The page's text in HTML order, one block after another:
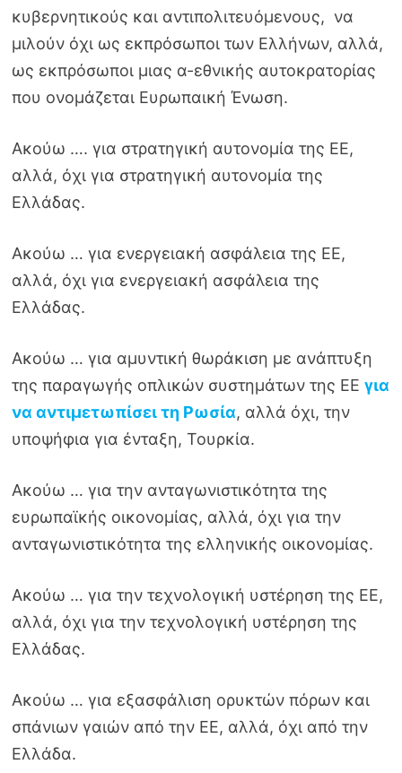
κυβερνητικούς και αντιπολιτευόμενους, να
μιλούν όχι ως εκπρόσωποι των Ελλήνων, αλλά,
ως εκπρόσωποι μιας α-εθνικής αυτοκρατορίας
που ονομάζεται Ευρωπαική Ένωση.
Ακούω …. για στρατηγική αυτονομία της ΕΕ,
αλλά, όχι για στρατηγική αυτονομία της
Ελλάδας.
Ακούω … για ενεργειακή ασφάλεια της ΕΕ,
αλλά, όχι για ενεργειακή ασφάλεια της
Ελλάδας.
Ακούω … για αμυντική θωράκιση με ανάπτυξη
της παραγωγής οπλικών συστημάτων της ΕΕ για
να αντιμετωπίσει τη Ρωσία, αλλά όχι, την
υποψήφια για ένταξη, Τουρκία.
Ακούω … για την ανταγωνιστικότητα της
ευρωπαϊκής οικονομίας, αλλά, όχι για την
ανταγωνιστικότητα της ελληνικής οικονομίας.
Ακούω … για την τεχνολογική υστέρηση της ΕΕ,
αλλά, όχι για την τεχνολογική υστέρηση της
Ελλάδας.
Ακούω … για εξασφάλιση ορυκτών πόρων και
σπάνιων γαιών από την ΕΕ, αλλά, όχι από την
Ελλάδα.